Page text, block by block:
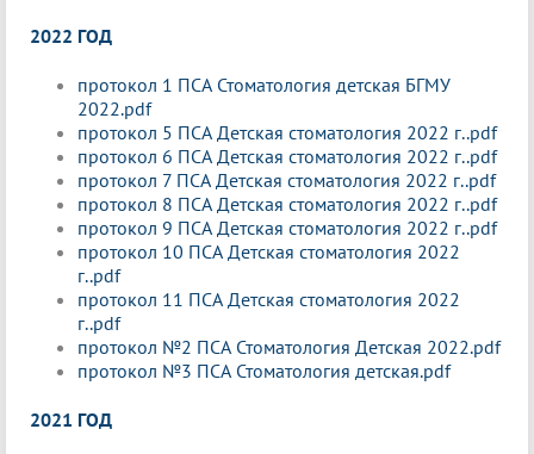
2022 ГОД
протокол 1 ПСА Стоматология детская БГМУ
2022.pdf
протокол 5 ПСА Детская стоматология 2022 г..pdf
протокол 6 ПСА Детская стоматология 2022 г..pdf
протокол 7 ПСА Детская стоматология 2022 г..pdf
протокол 8 ПСА Детская стоматология 2022 г..pdf
протокол 9 ПСА Детская стоматология 2022 г..pdf
протокол 10 ПСА Детская стоматология 2022
г..pdf
протокол 11 ПСА Детская стоматология 2022
г..pdf
протокол №2 ПСА Стоматология Детская 2022.pdf
протокол №3 ПСА Стоматология детская.pdf
2021 ГОД